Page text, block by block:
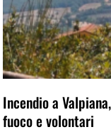
Incendio a
fuoco e volontari